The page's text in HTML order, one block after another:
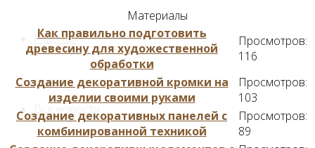
Главная
Все новости
Материалы
Как правильно подготовить
древесину для художественной
обработки
Просмотров:
116
Создание декоративной кромки на
изделии своими руками
Просмотров:
103
Создание декоративных панелей с
комбинированной техникой
Просмотров:
89